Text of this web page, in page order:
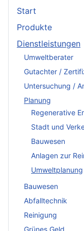
Start
Produkte
Dienstleistungen
Umweltberater
Gutachter /
Untersuchung /
Planung
Regenerative
Stadt und
Bauwesen
Anlagen zur
Umweltplanung
Bauwesen
Abfalltechnik
Reinigung
Grünes Geld